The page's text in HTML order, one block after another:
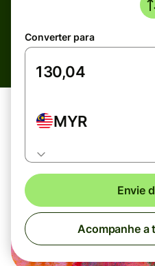
Converter para
MYR
Envie
Acompanhe a